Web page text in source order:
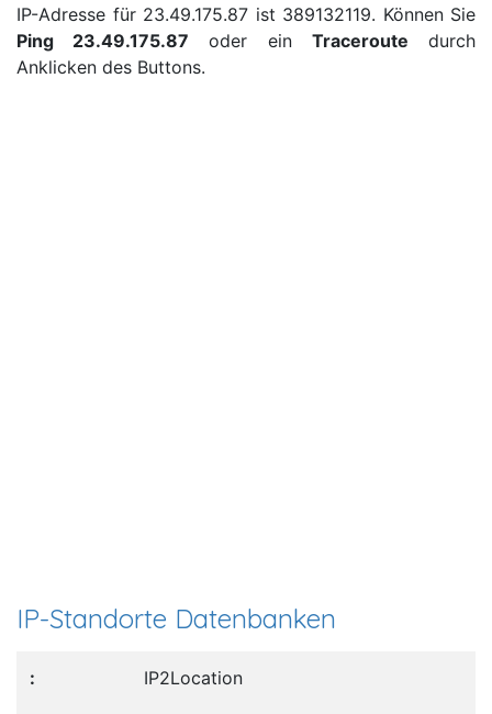
IP-Adresse für 23.49.175.87 ist 389132119. Können Sie
Ping 23.49.175.87 oder ein Traceroute durch
Anklicken des Buttons.
IP-Standorte Datenbanken
IP2Location